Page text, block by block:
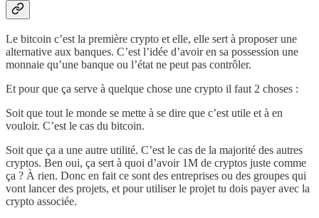
Le bitcoin c’est la première crypto et elle, elle sert à proposer une
alternative aux banques. C’est l’idée d’avoir en sa possession une
monnaie qu’une banque ou l’état ne peut pas contrôler.
Et pour que ça serve à quelque chose une crypto il faut 2 choses :
Soit que tout le monde se mette à se dire que c’est utile et à en
vouloir. C’est le cas du bitcoin.
Soit que ça a une autre utilité. C’est le cas de la majorité des autres
cryptos. Ben oui, ça sert à quoi d’avoir 1M de cryptos juste comme
ça ? À rien. Donc en fait ce sont des entreprises ou des groupes qui
vont lancer des projets, et pour utiliser le projet tu dois payer avec la
crypto associée.